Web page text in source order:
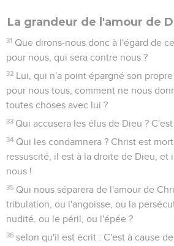
La grandeur de l'amour de
31 Que dirons-nous donc à l'égard de
pour nous, qui sera contre nous ?
32 Lui, qui n'a point épargné son
pour nous tous, comment ne nous
toutes choses avec lui ?
33 Qui accusera les élus de Dieu ?
34 Qui les condamnera ? Christ est
ressuscité, il est à la droite de Dieu, et
nous !
35 Qui nous séparera de l'amour de
tribulation, ou l'angoisse, ou la
nudité, ou le péril, ou l'épée ?
36 selon qu'il est écrit : C'est à cause